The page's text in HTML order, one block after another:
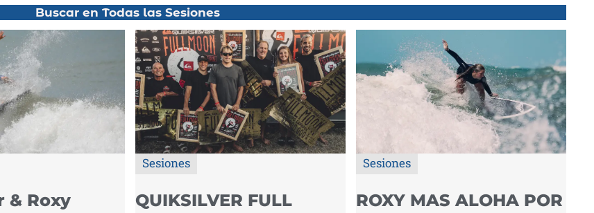
Buscar en Todas las Sesiones
& Roxy
Sesiones
QUIKSILVER FULL
Sesiones
ROXY MAS ALOHA POR